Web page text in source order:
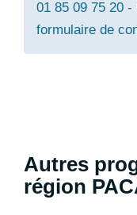
01 85 09 75 20 -
formulaire de
Autres
région